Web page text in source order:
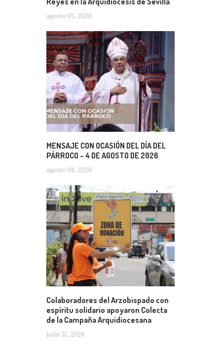
agosto 05, 2026
MENSAJE CON OCASIÓN DEL DÍA DEL
PÁRROCO – 4 DE AGOSTO DE 2026
agosto 04, 2026
Colaboradores del Arzobispado con
espíritu solidario apoyaron Colecta
de la Campaña Arquidiocesana
julio 31, 2026